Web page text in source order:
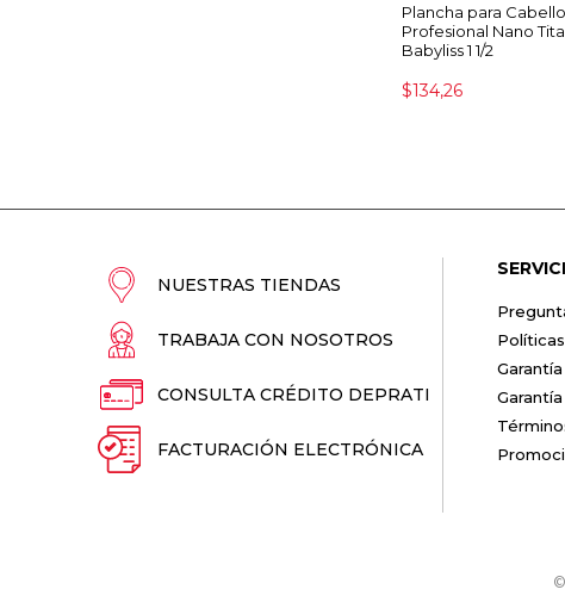
Plancha para Cabello
Profesional Nano
Babyliss 1 1/2
$134,26
NUESTRAS TIENDAS
TRABAJA CON NOSOTROS
CONSULTA CRÉDITO DEPRATI
FACTURACIÓN ELECTRÓNICA